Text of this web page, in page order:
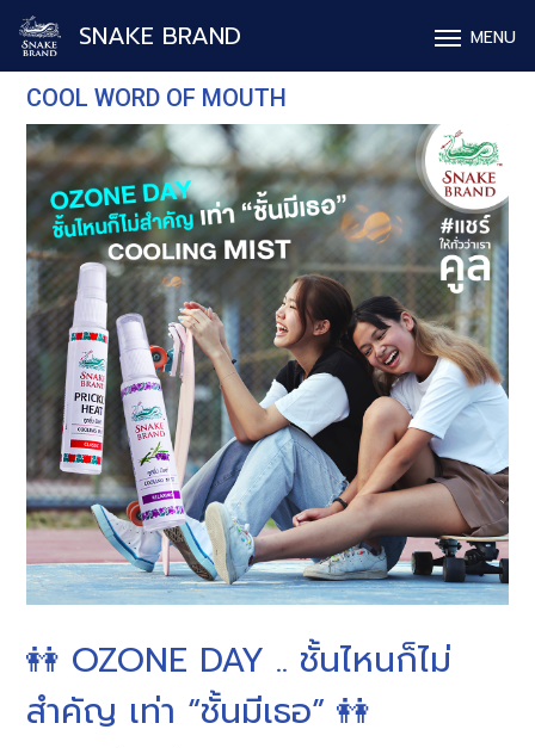
SNAKE BRAND MENU
COOL WORD OF MOUTH
👭 OZONE DAY .. ชั้นไหนก็ไม่
สำคัญ เท่า “ชั้นมีเธอ” 👭